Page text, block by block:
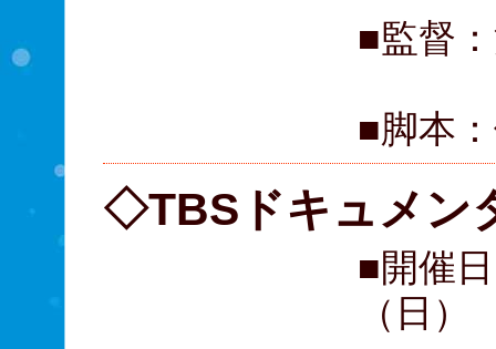
■監督
■脚本
◇TBSドキュメン
■開催
（日）